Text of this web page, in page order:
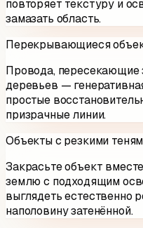
повторяет текстуру и
замазать область.
Перекрывающиеся
Провода, пересекающие
деревьев —
простые
призрачные линии.
Объекты с резкими
Закрасьте объект
землю с подходящим
выглядеть естественно
наполовину затенённой.